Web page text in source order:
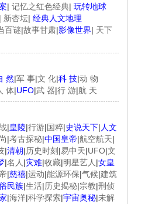
| 记忆之红色经典| 玩转地球
| 新杏坛| 经典人文地理
百谜|故事甘肃|影像世界| 天下
然|军 事|文 化|科 技|动 物
体|UFO|武 器|行 游|航 天
|皇陵|行游|国粹|史说天下| 人文
|考古探秘|中国皇帝|航空航天|
|清朝|历史时刻 |易中天|UFO|文
|名人 |灾难|收藏|明星艺人 |女皇
|慈禧|运动|能源环保|气候|建筑
民族|生活|历史揭秘|宗教|刑侦
|海洋|科学探索|宇宙奥秘|未解